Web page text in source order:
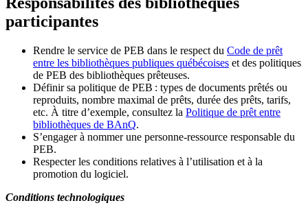
participantes
Rendre le service de PEB dans le respect du Code de prêt
entre les bibliothèques publiques québécoises et des politiques
de PEB des bibliothèques prêteuses.
Définir sa politique de PEB : types de documents prêtés ou
reproduits, nombre maximal de prêts, durée des prêts, tarifs,
etc. À titre d’exemple, consultez la Politique de prêt entre
bibliothèques de BAnQ.
S’engager à nommer une personne-ressource responsable du
PEB.
Respecter les conditions relatives à l’utilisation et à la
promotion du logiciel.
Conditions technologiques